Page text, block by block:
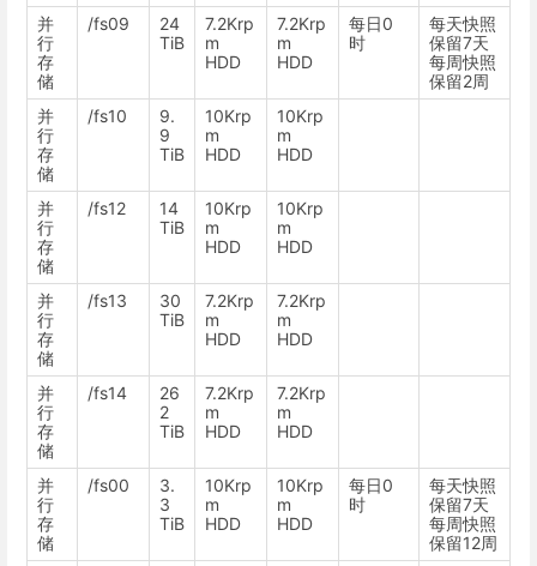
并
行
存
储
/fs09
24
TiB
7.2Krp
m
HDD
7.2Krp
m
HDD
每日0
时
每天快照
保留7天
每周快照
保留2周
并
行
存
储
/fs10
9.
9
TiB
10Krp
m
HDD
10Krp
m
HDD
并
行
存
储
/fs12
14
TiB
10Krp
m
HDD
10Krp
m
HDD
并
行
存
储
/fs13
30
TiB
7.2Krp
m
HDD
7.2Krp
m
HDD
并
行
存
储
/fs14
26
2
TiB
7.2Krp
m
HDD
7.2Krp
m
HDD
并
行
存
储
/fs00
3.
3
TiB
10Krp
m
HDD
10Krp
m
HDD
每日0
时
每天快照
保留7天
每周快照
保留12周